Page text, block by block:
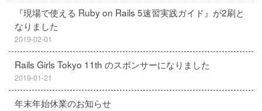
『現場で使える Ruby on Rails 5速習実践ガイド』が2刷と
なりました
2019-02-01
Rails Girls Tokyo 11th のスポンサーになりました
2019-01-21
年末年始休業のお知らせ